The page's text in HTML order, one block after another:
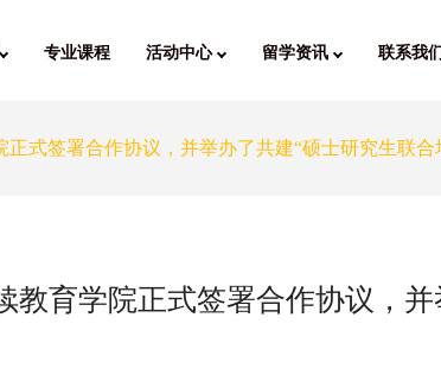
专业课程 活动中心 留学资讯 联系我们
式签署合作协议，并举办了共建“硕士研究生联合
教育学院正式签署合作协议，